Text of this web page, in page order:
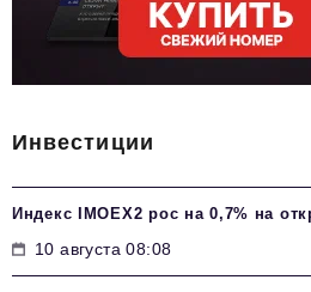
Инвестиции
Индекс IMOEX2 рос на 0,7% на
10 августа 08:08